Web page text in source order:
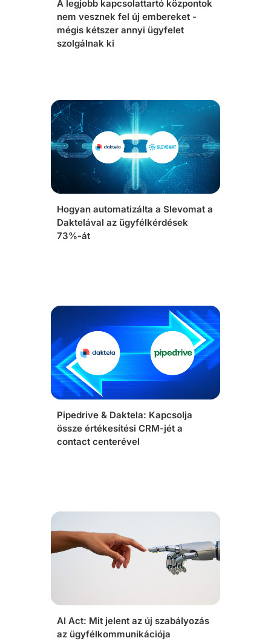
A legjobb kapcsolattartó központok
nem vesznek fel új embereket -
mégis kétszer annyi ügyfelet
szolgálnak ki
Hogyan automatizálta a Slevomat a
Daktelával az ügyfélkérdések
73%-át
Pipedrive & Daktela: Kapcsolja
össze értékesítési CRM-jét a
contact centerével
AI Act: Mit jelent az új szabályozás
az ügyfélkommunikációja